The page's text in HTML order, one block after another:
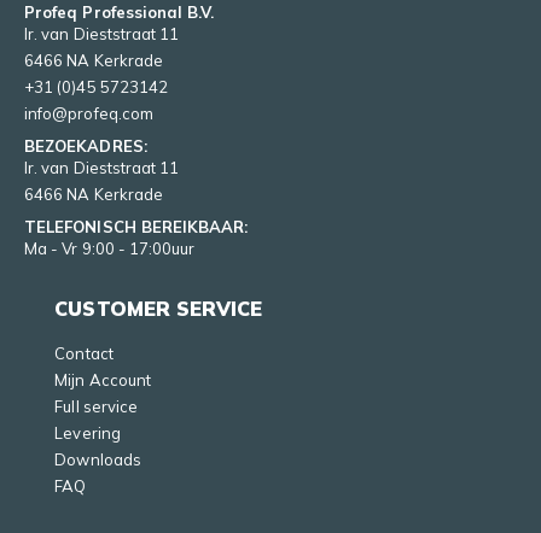
Profeq Professional B.V.
Ir. van Dieststraat 11
6466 NA Kerkrade
+31 (0)45 5723142
info@profeq.com
BEZOEKADRES:
Ir. van Dieststraat 11
6466 NA Kerkrade
TELEFONISCH BEREIKBAAR:
Ma - Vr 9:00 - 17:00uur
CUSTOMER SERVICE
Contact
Mijn Account
Full service
Levering
Downloads
FAQ